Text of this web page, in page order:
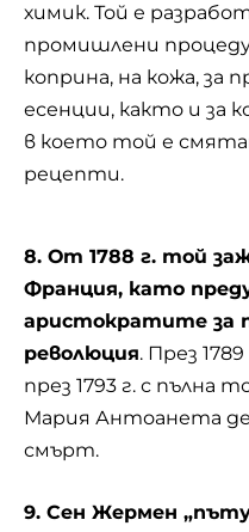
химик. Той е
промишлени
коприна, на кожа, за
есенции, както и за
в което той е
рецепти.
8. От 1788 г. той
Франция, като
аристократите за
революция. През
през 1793 г. с пълна
Мария Антоанета
смърт.
9. Сен Жермен